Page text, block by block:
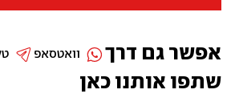
שתפו אותנו כאן
אפשר גם דרך וואטסאפ